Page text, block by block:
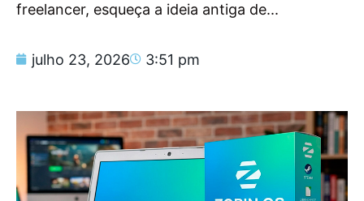
freelancer, esqueça a ideia antiga de...
julho 23, 2026 3:51 pm